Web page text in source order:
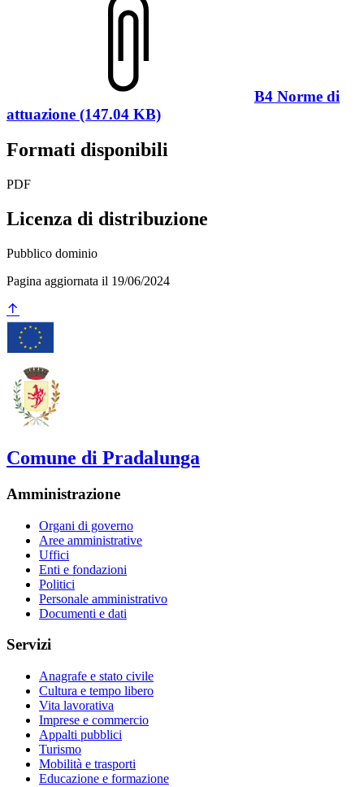
B4 Norme di
attuazione (147.04 KB)
Formati disponibili
PDF
Licenza di distribuzione
Pubblico dominio
Pagina aggiornata il 19/06/2024
Comune di Pradalunga
Amministrazione
Organi di governo
Aree amministrative
Uffici
Enti e fondazioni
Politici
Personale amministrativo
Documenti e dati
Servizi
Anagrafe e stato civile
Cultura e tempo libero
Vita lavorativa
Imprese e commercio
Appalti pubblici
Turismo
Mobilità e trasporti
Educazione e formazione